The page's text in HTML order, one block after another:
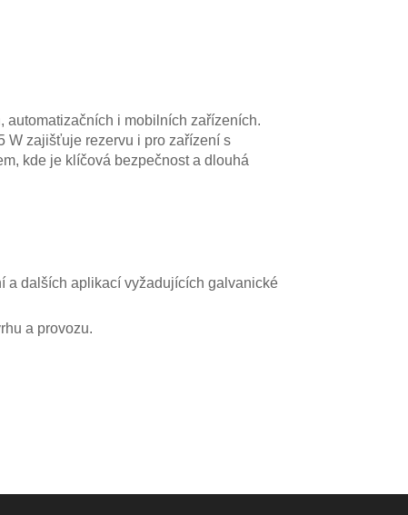
automatizačních i mobilních zařízeních.
W zajišťuje rezervu i pro zařízení s
kde je klíčová bezpečnost a dlouhá
a dalších aplikací vyžadujících galvanické
a provozu.